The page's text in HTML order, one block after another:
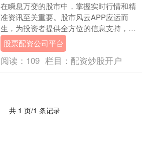
在瞬息万变的股市中，掌握实时行情和精
准资讯至关重要。股市风云APP应运而
生，为投资者提供全方位的信息支持，助
你投资有方。 * **资金杠杆：**配资公司提
供资金....
股票配资公司平台
阅读： 109 栏目： 配资炒股开户
共 1 页/1 条记录